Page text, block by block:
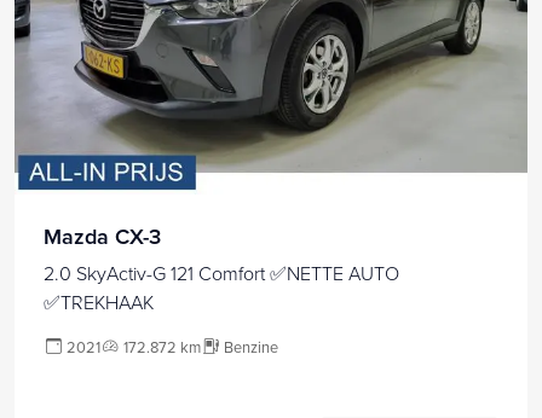
Mazda CX-3
2.0 SkyActiv-G 121 Comfort ✅NETTE AUTO
✅TREKHAAK
2021 172.872 km Benzine